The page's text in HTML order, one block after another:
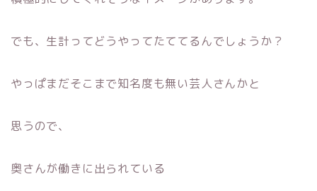
でも、生計ってどうやってたててるんでしょうか？
やっぱまだそこまで知名度も無い芸人さんかと
思うので、
奥さんが働きに出られている